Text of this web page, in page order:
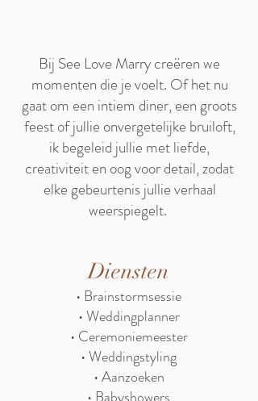
Bij See Love Marry creëren we
momenten die je voelt. Of het nu
gaat om een intiem diner, een groots
feest of jullie onvergetelijke bruiloft,
ik begeleid jullie met liefde,
creativiteit en oog voor detail, zodat
elke gebeurtenis jullie verhaal
weerspiegelt.
Diensten
• Brainstormsessie
• Weddingplanner
• Ceremoniemeester
• Weddingstyling
• Aanzoeken